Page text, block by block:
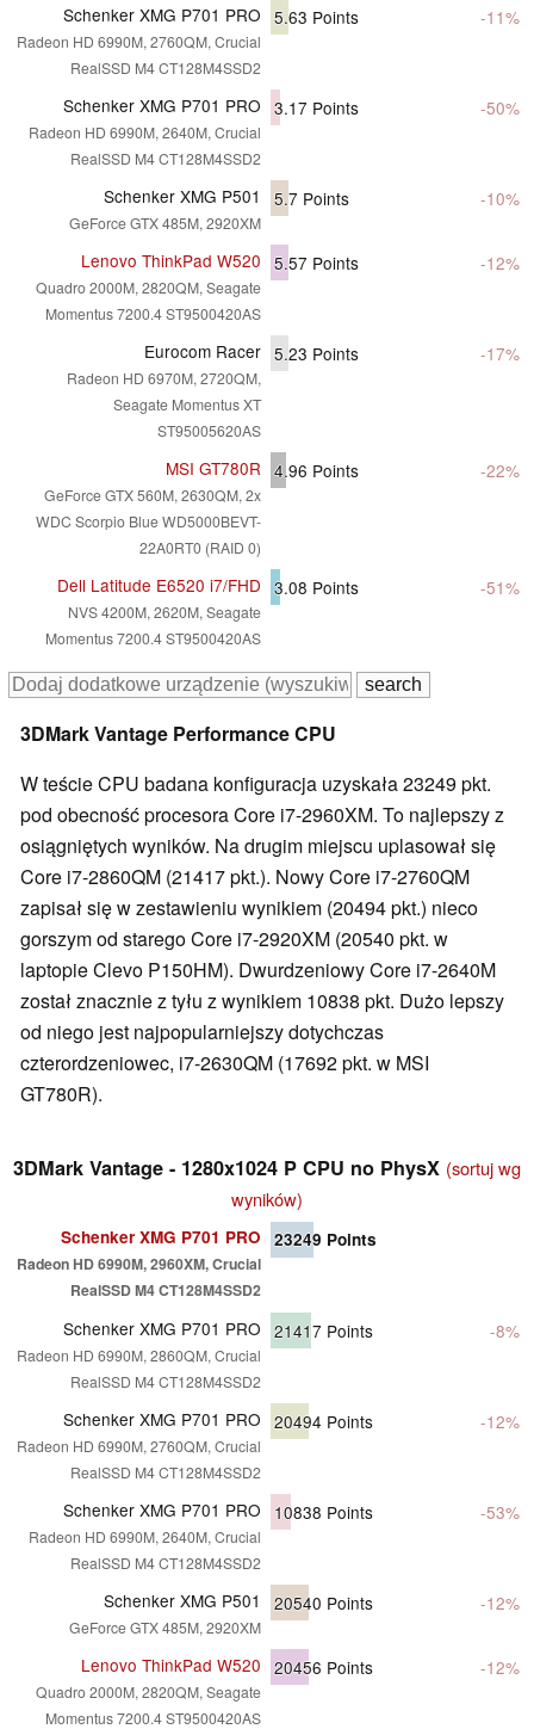
Schenker XMG P701 PRO
Radeon HD 6990M, 2760QM, Crucial
RealSSD M4 CT128M4SSD2
5.63 Points -11%
Schenker XMG P701 PRO
Radeon HD 6990M, 2640M, Crucial
RealSSD M4 CT128M4SSD2
3.17 Points -50%
Schenker XMG P501
GeForce GTX 485M, 2920XM
5.7 Points -10%
Lenovo ThinkPad W520
Quadro 2000M, 2820QM, Seagate
Momentus 7200.4 ST9500420AS
5.57 Points -12%
Eurocom Racer
Radeon HD 6970M, 2720QM,
Seagate Momentus XT
ST95005620AS
5.23 Points -17%
MSI GT780R
GeForce GTX 560M, 2630QM, 2x
WDC Scorpio Blue WD5000BEVT-
22A0RT0 (RAID 0)
4.96 Points -22%
Dell Latitude E6520 i7/FHD
NVS 4200M, 2620M, Seagate
Momentus 7200.4 ST9500420AS
3.08 Points -51%
3DMark Vantage Performance CPU
W teście CPU badana konfiguracja uzyskała 23249 pkt.
pod obecność procesora Core i7-2960XM. To najlepszy z
osiągniętych wyników. Na drugim miejscu uplasował się
Core i7-2860QM (21417 pkt.). Nowy Core i7-2760QM
zapisał się w zestawieniu wynikiem (20494 pkt.) nieco
gorszym od starego Core i7-2920XM (20540 pkt. w
laptopie Clevo P150HM). Dwurdzeniowy Core i7-2640M
został znacznie z tyłu z wynikiem 10838 pkt. Dużo lepszy
od niego jest najpopularniejszy dotychczas
czterordzeniowec, i7-2630QM (17692 pkt. w MSI
GT780R).
3DMark Vantage - 1280x1024 P CPU no PhysX (sortuj wg
wyników)
Schenker XMG P701 PRO
Radeon HD 6990M, 2960XM, Crucial
RealSSD M4 CT128M4SSD2
23249 Points
Schenker XMG P701 PRO
Radeon HD 6990M, 2860QM, Crucial
RealSSD M4 CT128M4SSD2
21417 Points -8%
Schenker XMG P701 PRO
Radeon HD 6990M, 2760QM, Crucial
RealSSD M4 CT128M4SSD2
20494 Points -12%
Schenker XMG P701 PRO
Radeon HD 6990M, 2640M, Crucial
RealSSD M4 CT128M4SSD2
10838 Points -53%
Schenker XMG P501
GeForce GTX 485M, 2920XM
20540 Points -12%
Lenovo ThinkPad W520
Quadro 2000M, 2820QM, Seagate
Momentus 7200.4 ST9500420AS
20456 Points -12%